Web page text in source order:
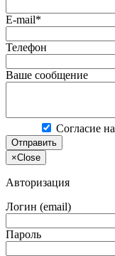
E-mail*
Телефон
Ваше сообщение
Согласие на
Отправить
×Close
Авторизация
Логин (email)
Пароль